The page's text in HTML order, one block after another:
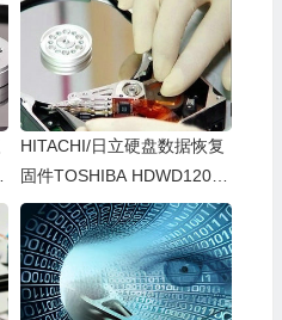
HITACHI/日立硬盘数据恢复
固件TOSHIBA HDWD120-M
X4OACF0-48SN373AS